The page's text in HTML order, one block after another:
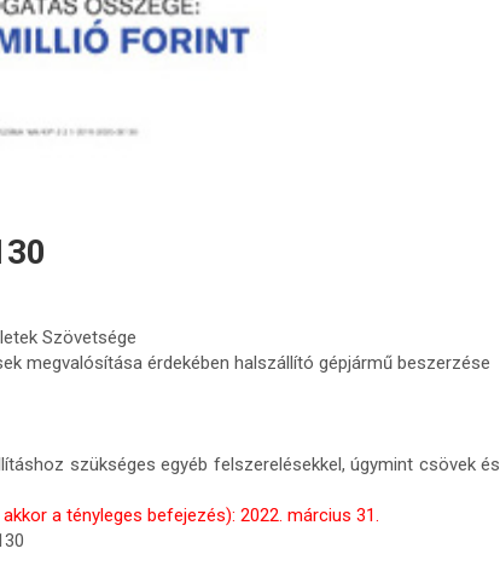
Szövetsége
megvalósítása érdekében halszállító gépjármű beszerzése
szükséges egyéb felszerelésekkel, úgymint csövek és
a tényleges befejezés): 2022. március 31.